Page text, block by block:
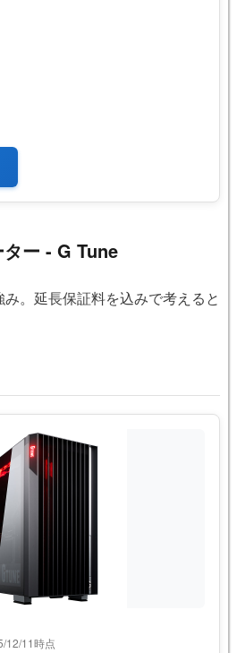
ー - G Tune
。延長保証料を込みで考えると
12/11時点